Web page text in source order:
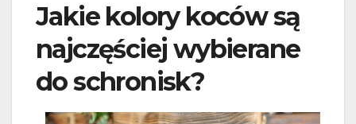
Jakie kolory koców są
najczęściej wybierane
do schronisk?